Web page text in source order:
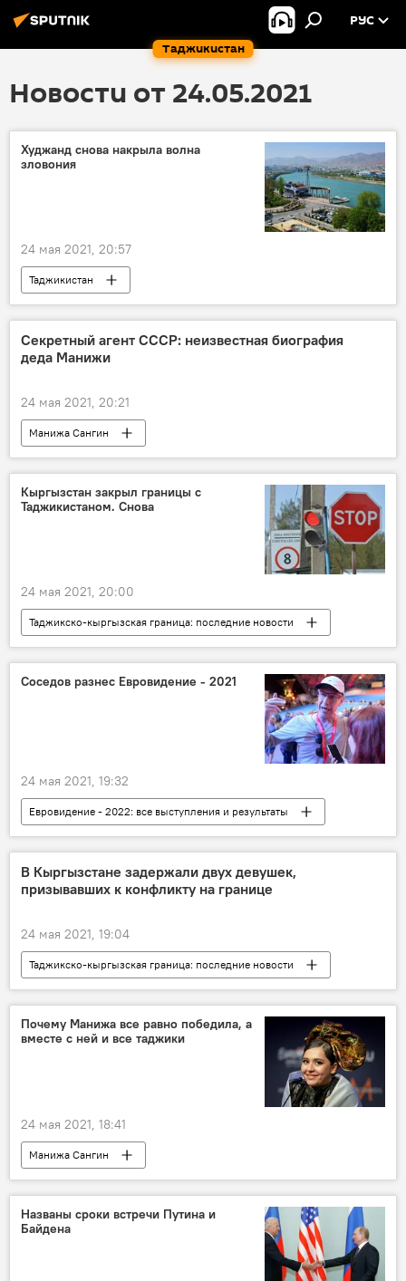
Таджикистан
РУС
Новости от 24.05.2021
Худжанд снова накрыла волна
зловония
24 мая 2021, 20:57
Таджикистан
Новости Худжанда и Согдийской области
Секретный агент СССР: неизвестная биография
деда Манижи
24 мая 2021, 20:21
Манижа Сангин
Истории успешных таджиков
Кыргызстан закрыл границы с
Таджикистаном. Снова
24 мая 2021, 20:00
Таджикско-кыргызская граница: последние новости
Таджикистан
граница Кыргызстан
Соседов разнес Евровидение - 2021
24 мая 2021, 19:32
Евровидение - 2022: все выступления и результаты
Культура
Италия Евровидение
В Кыргызстане задержали двух девушек,
призывавших к конфликту на границе
24 мая 2021, 19:04
Таджикско-кыргызская граница: последние новости
Таджикистан
граница Кыргызстан
Почему Манижа все равно победила, а
вместе с ней и все таджики
24 мая 2021, 18:41
Манижа Сангин
Евровидение - 2022: все выступления и результаты
Названы сроки встречи Путина и
Байдена